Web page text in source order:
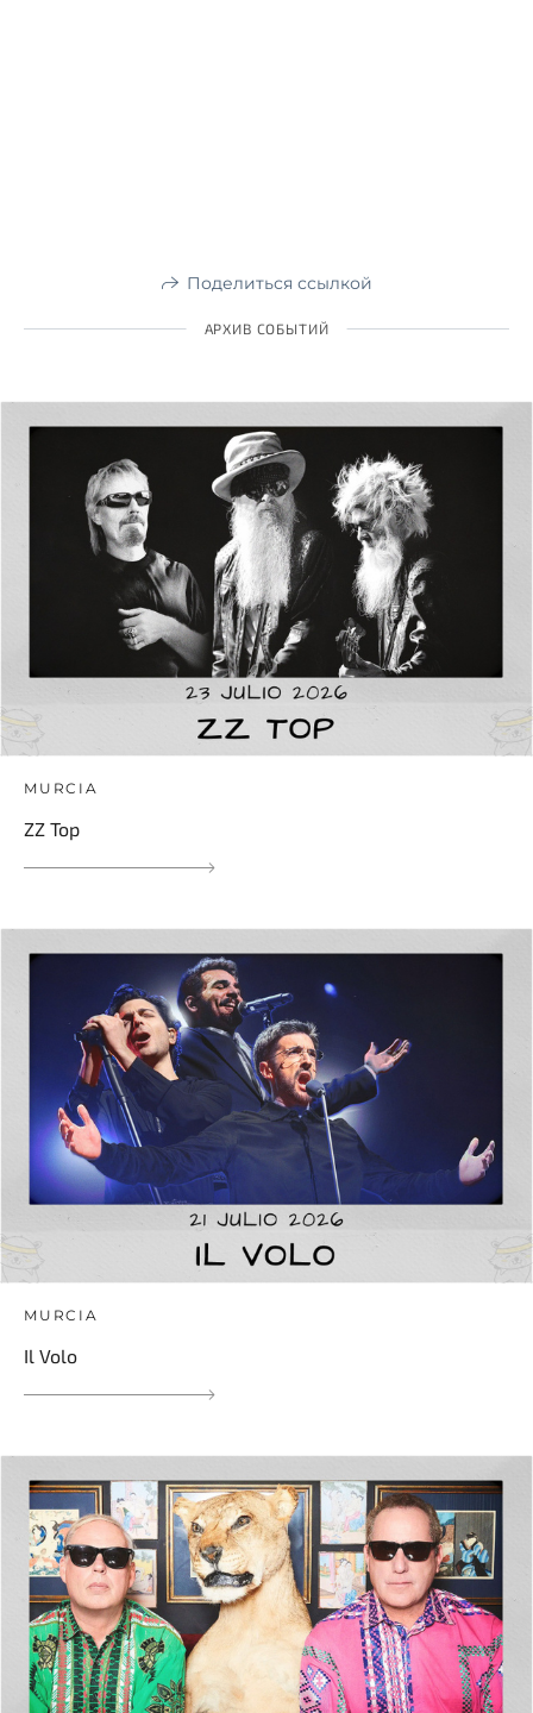
Поделиться ссылкой
АРХИВ СОБЫТИЙ
MURCIA
ZZ Top
MURCIA
Il Volo